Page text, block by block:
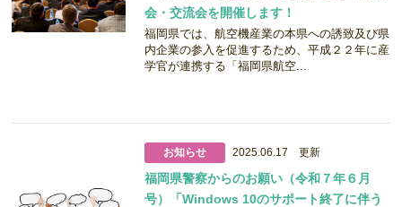
会・交流会を開催します！
福岡県では、航空機産業の本県への誘致及び県
内企業の参入を促進するため、平成２２年に産
学官が連携する「福岡県航空...
お知らせ 2025.06.17 更新
福岡県警察からのお願い（令和７年６月
号）「Windows 10のサポート終了に伴う